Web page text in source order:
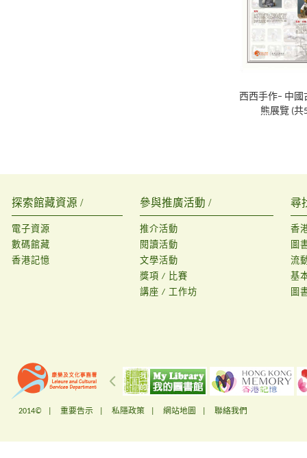
西西手作– 中國
熊展覽 (共
探索館藏資源 /
電子資源
數碼館藏
香港記憶
參與推廣活動 /
推介活動
閱讀活動
文學活動
獎項 / 比賽
講座 / 工作坊
尋
香
圖
流
基
圖
2014© | 重要告示 私隱政策 網站地圖 聯絡我們